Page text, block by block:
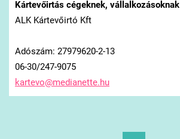
Kártevőirtás cégeknek, vállalkozásoknak
ALK Kártevőirtó Kft
Adószám: 27979620-2-13
06-30/247-9075
kartevo@medianette.hu